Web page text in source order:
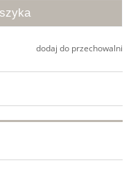
dodaj do przechowalni